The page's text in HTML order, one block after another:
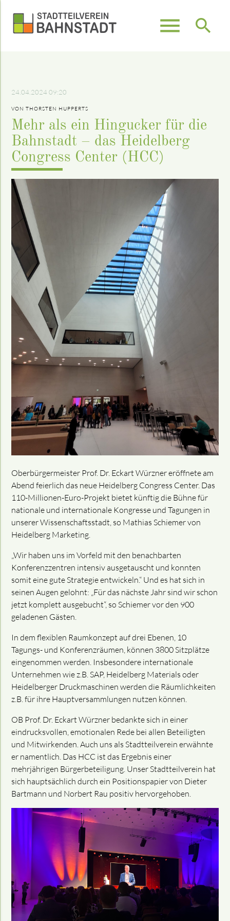
menu search
24.04.2024 09:20
VON THORSTEN HUPPERTS
Mehr als ein Hingucker für die
Bahnstadt – das Heidelberg
Congress Center (HCC)
Oberbürgermeister Prof. Dr. Eckart Würzner eröffnete am
Abend feierlich das neue Heidelberg Congress Center. Das
110-Millionen-Euro-Projekt bietet künftig die Bühne für
nationale und internationale Kongresse und Tagungen in
unserer Wissenschaftsstadt, so Mathias Schiemer von
Heidelberg Marketing.
„Wir haben uns im Vorfeld mit den benachbarten
Konferenzzentren intensiv ausgetauscht und konnten
somit eine gute Strategie entwickeln.“ Und es hat sich in
seinen Augen gelohnt: „Für das nächste Jahr sind wir schon
jetzt komplett ausgebucht“, so Schiemer vor den 900
geladenen Gästen.
In dem flexiblen Raumkonzept auf drei Ebenen, 10
Tagungs- und Konferenzräumen, können 3800 Sitzplätze
eingenommen werden. Insbesondere internationale
Unternehmen wie z.B. SAP, Heidelberg Materials oder
Heidelberger Druckmaschinen werden die Räumlichkeiten
z.B. für ihre Hauptversammlungen nutzen können.
OB Prof. Dr. Eckart Würzner bedankte sich in einer
eindrucksvollen, emotionalen Rede bei allen Beteiligten
und Mitwirkenden. Auch uns als Stadtteilverein erwähnte
er namentlich. Das HCC ist das Ergebnis einer
mehrjährigen Bürgerbeteiligung. Unser Stadtteilverein hat
sich hauptsächlich durch ein Positionspapier von Dieter
Bartmann und Norbert Rau positiv hervorgehoben.